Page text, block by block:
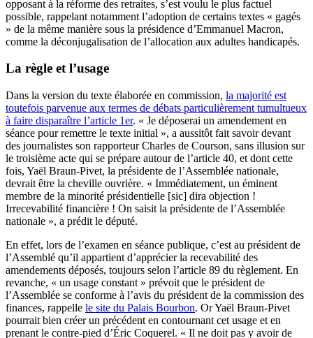
opposant à la réforme des retraites, s’est voulu le plus factuel
possible, rappelant notamment l’adoption de certains textes « gagés
» de la même manière sous la présidence d’Emmanuel Macron,
comme la déconjugalisation de l’allocation aux adultes handicapés.
La règle et l’usage
Dans la version du texte élaborée en commission, la majorité est
toutefois parvenue aux termes de débats particulièrement tumultueux
à faire disparaître l’article 1er. « Je déposerai un amendement en
séance pour remettre le texte initial », a aussitôt fait savoir devant
des journalistes son rapporteur Charles de Courson, sans illusion sur
le troisième acte qui se prépare autour de l’article 40, et dont cette
fois, Yaël Braun-Pivet, la présidente de l’Assemblée nationale,
devrait être la cheville ouvrière. « Immédiatement, un éminent
membre de la minorité présidentielle [sic] dira objection !
Irrecevabilité financière ! On saisit la présidente de l’Assemblée
nationale », a prédit le député.
En effet, lors de l’examen en séance publique, c’est au président de
l’Assemblé qu’il appartient d’apprécier la recevabilité des
amendements déposés, toujours selon l’article 89 du règlement. En
revanche, « un usage constant » prévoit que le président de
l’Assemblée se conforme à l’avis du président de la commission des
finances, rappelle le site du Palais Bourbon. Or Yaël Braun-Pivet
pourrait bien créer un précédent en contournant cet usage et en
prenant le contre-pied d’Éric Coquerel. « Il ne doit pas y avoir de